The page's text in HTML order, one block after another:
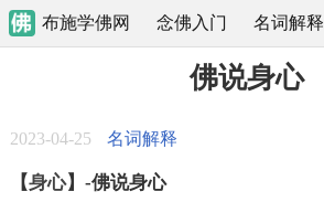
布施学佛网 念佛入门 名词解释
佛说身心
2023-04-25 名词解释
【身心】-佛说身心